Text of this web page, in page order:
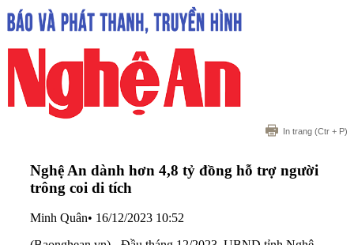
In trang (Ctr + P)
Nghệ An dành hơn 4,8 tỷ đồng hỗ trợ người
trông coi di tích
Minh Quân• 16/12/2023 10:52